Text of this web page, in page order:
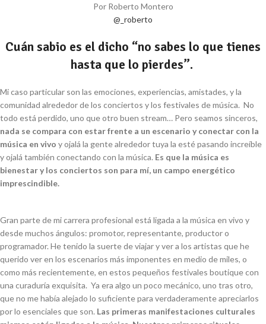
Por Roberto Montero
@_roberto
Cuán sabio es el dicho “no sabes lo que tienes
hasta que lo pierdes”.
Mi caso particular son las emociones, experiencias, amistades, y la
comunidad alrededor de los conciertos y los festivales de música. No
todo está perdido, uno que otro buen stream… Pero seamos sinceros,
nada se compara con estar frente a un escenario y conectar con la
música en vivo y ojalá la gente alrededor tuya la esté pasando increíble
y ojalá también conectando con la música. Es que la música es
bienestar y los conciertos son para mí, un campo energético
imprescindible.
Gran parte de mi carrera profesional está ligada a la música en vivo y
desde muchos ángulos: promotor, representante, productor o
programador. He tenido la suerte de viajar y ver a los artistas que he
querido ver en los escenarios más imponentes en medio de miles, o
como más recientemente, en estos pequeños festivales boutiquecon
una curaduría exquisita. Ya era algo un poco mecánico, uno tras otro,
que no me había alejado lo suficiente para verdaderamente apreciarlos
por lo esenciales que son. Las primeras manifestaciones culturales